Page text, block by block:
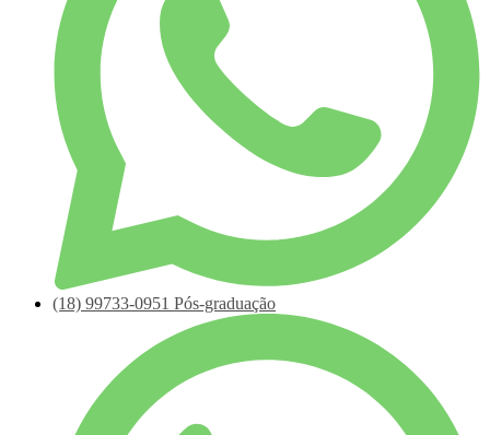
(18) 99733-0951 Pós-graduação